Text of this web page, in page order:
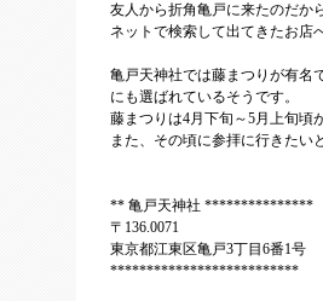
友人から折角亀戸に来たのだか
ネットで検索して出てきたお店
亀戸天神社では藤まつりが有名
にも選ばれているそうです。
藤まつりは4月下旬～5月上旬頃
また、その頃に参拝に行きたい
** 亀戸天神社 ***************
〒136.0071
東京都江東区亀戸3丁目6番1号
**************************